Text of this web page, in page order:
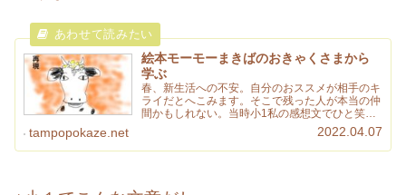
絵本モーモーまきばのおきゃくさまから
学ぶ
春、新生活への不安。自分のおススメが相手のキ
ライだとへこみます。そこで残った人が本当の仲
間かもしれない。当時小1私の感想文でひと笑い
どうぞ。こんな文でも大人になりライターになり
tampopokaze.net 2022.04.07